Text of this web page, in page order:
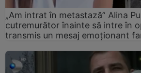
„Am intrat în metastază” Alina
cutremurător înainte să intre în
transmis un mesaj emoționant